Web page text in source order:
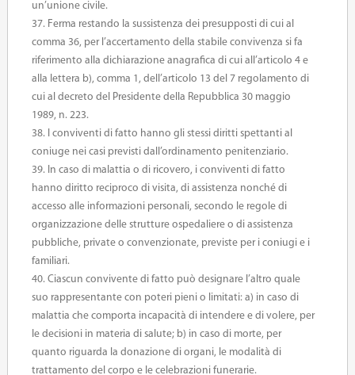
un’unione civile.
37. Ferma restando la sussistenza dei presupposti di cui al
comma 36, per l’accertamento della stabile convivenza si fa
riferimento alla dichiarazione anagrafica di cui all’articolo 4 e
alla lettera b), comma 1, dell’articolo 13 del 7 regolamento di
cui al decreto del Presidente della Repubblica 30 maggio
1989, n. 223.
38. I conviventi di fatto hanno gli stessi diritti spettanti al
coniuge nei casi previsti dall’ordinamento penitenziario.
39. In caso di malattia o di ricovero, i conviventi di fatto
hanno diritto reciproco di visita, di assistenza nonché di
accesso alle informazioni personali, secondo le regole di
organizzazione delle strutture ospedaliere o di assistenza
pubbliche, private o convenzionate, previste per i coniugi e i
familiari.
40. Ciascun convivente di fatto può designare l’altro quale
suo rappresentante con poteri pieni o limitati: a) in caso di
malattia che comporta incapacità di intendere e di volere, per
le decisioni in materia di salute; b) in caso di morte, per
quanto riguarda la donazione di organi, le modalità di
trattamento del corpo e le celebrazioni funerarie.